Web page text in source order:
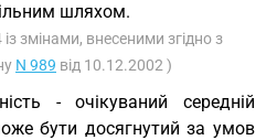
шляхом.
змінами, внесеними згідно з
N 989 від 10.12.2002 )
- очікуваний середній
бути досягнутий за умов